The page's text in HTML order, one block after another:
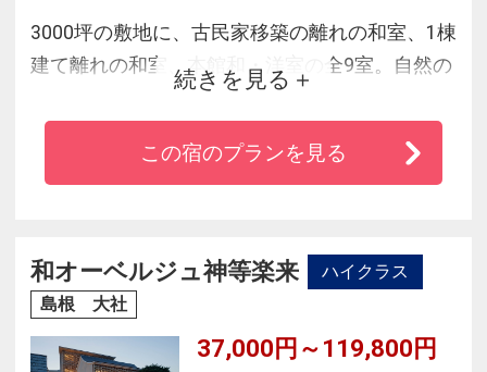
3000坪の敷地に、古民家移築の離れの和室、1棟
建て離れの和室、本館和・洋室の全9室。自然の
中で「美人の湯」と「旬の味覚」を堪能できる
創業250年の離れの一軒宿でございます。
揺れる木漏れ日、頬を撫でる風、草花の香り、
す。日常を離れた静かな湯宿の時をお過ごしく
ださい。
続きを見る
この宿のプランを見る
和オーベルジュ神等楽来
ハイクラス
島根 大社
37,000円～119,800円